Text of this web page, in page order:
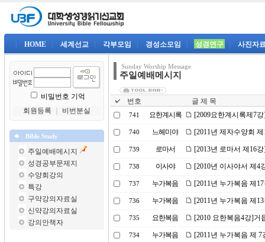
HOME 세계선교 각부모임 경성소모임 성경연구 사진자
비밀번호 기억
회원등록
비번분실
Bible Study
주일예배메시지
성경공부문제지
수양회강의
특강
구약강의자료실
신약강의자료실
강의안책자
Sunday Worship Message
주일예배메시지
번호 글 제 목
741 요한계시록 [2009요한계시록제7
740 느헤미야 [2011년 제자수양회
739 로마서 [2013년 로마서 제16
738 이사야 [2010년 이사야서 제4
737 누가복음 [2011년 누가복음 제
736 누가복음 [2011년 누가복음 제
735 요한복음 [2010 요한복음4강]거
734 누가복음 [2011년 누가복음 제